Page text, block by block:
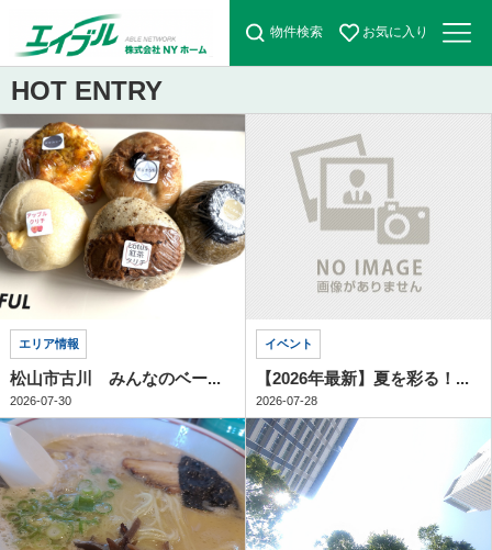
物件検索 お気に入り
HOT ENTRY
エリア情報
松山市古川 みんなのベー...
2026-07-30
イベント
【2026年最新】夏を彩る！...
2026-07-28